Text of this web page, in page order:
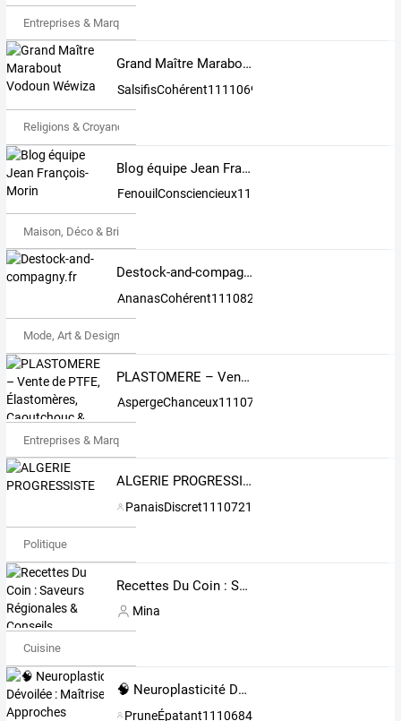
Entreprises & Marques
Grand Maître Marabout Vodoun Wéwiza
SalsifisCohérent1111069
Religions & Croyances
Blog équipe Jean François-Morin
FenouilConsciencieux1111007
Maison, Déco & Bricolage
Destock-and-compagny.fr
AnanasCohérent1110824
Mode, Art & Design
PLASTOMERE – Vente de PTFE, Élastomères, Caoutchouc & Plastiques
AspergeChanceux1110776
Entreprises & Marques
ALGERIE PROGRESSISTE
PanaisDiscret1110721
Politique
Recettes Du Coin : Saveurs Régionales & Conseils Culinaires
Mina
Cuisine
🧠 Neuroplasticité Dévoilée : Maîtrisez les Approches Neurodéveloppementales du 21e Siècle ! 🚀
PruneÉpatant1110684